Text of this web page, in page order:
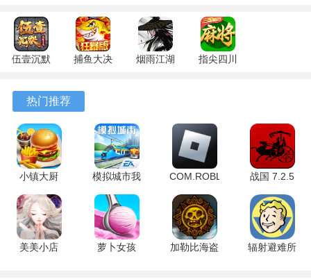
伍壹沉默
安卓版
捕鱼大决
122.7.291
烟雨江湖
指尖四川
热门推荐
小镇大厨
3.92.0 最新
版
模拟城市我
是市长
1.5.21429.32009
手机版
COM.ROBLOX.CLIENT
2.731.944
安卓版
战国 7.2.5
官方版
美美小店
萝卜女孩
加勒比海盗
辐射避难所